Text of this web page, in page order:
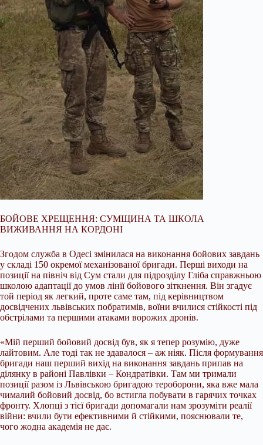
БОЙОВЕ ХРЕЩЕННЯ: СУМЩИНА ТА ШКОЛА
ВИЖИВАННЯ НА КОРДОНІ
Згодом служба в Одесі змінилася на виконання бойових завдань
у складі 150 окремої механізованої бригади. Перші виходи на
позиції на північ від Сум стали для підрозділу Гліба справжньою
школою адаптації до умов лінії бойового зіткнення. Він згадує
той період як легкий, проте саме там, під керівництвом
досвідчених львівських побратимів, воїни вчилися стійкості під
обстрілами та першими атаками ворожих дронів.
«Мій перший бойовий досвід був, як я тепер розумію, дуже
лайтовим. Але тоді так не здавалося – аж ніяк. Після формування
бригади наш перший вихід на виконання завдань припав на
ділянку в районі Павлівки – Кондратівки. Там ми тримали
позиції разом із Львівською бригадою тероборони, яка вже мала
чималий бойовий досвід, бо встигла побувати в гарячих точках
фронту. Хлопці з тієї бригади допомагали нам зрозуміти реалії
війни: вчили бути ефективними й стійкими, пояснювали те,
чого жодна академія не дає.